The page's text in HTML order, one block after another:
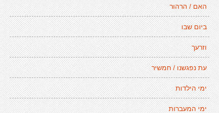
האם / הרהור
ביום שבו
וזרעך
עת נפגשנו / חמשיר
ימי הילדות
ימי המעברות